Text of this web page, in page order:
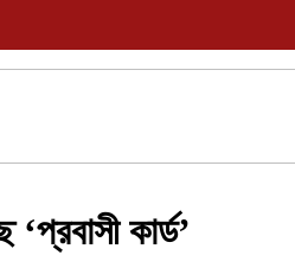
কার্ড’